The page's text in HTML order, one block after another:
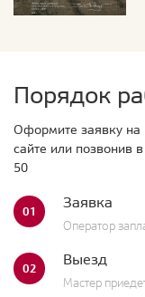
Порядок
Оформите заявку на
сайте или позвонив
50
01 Заявка
Оператор
02 Выезд
Мастер